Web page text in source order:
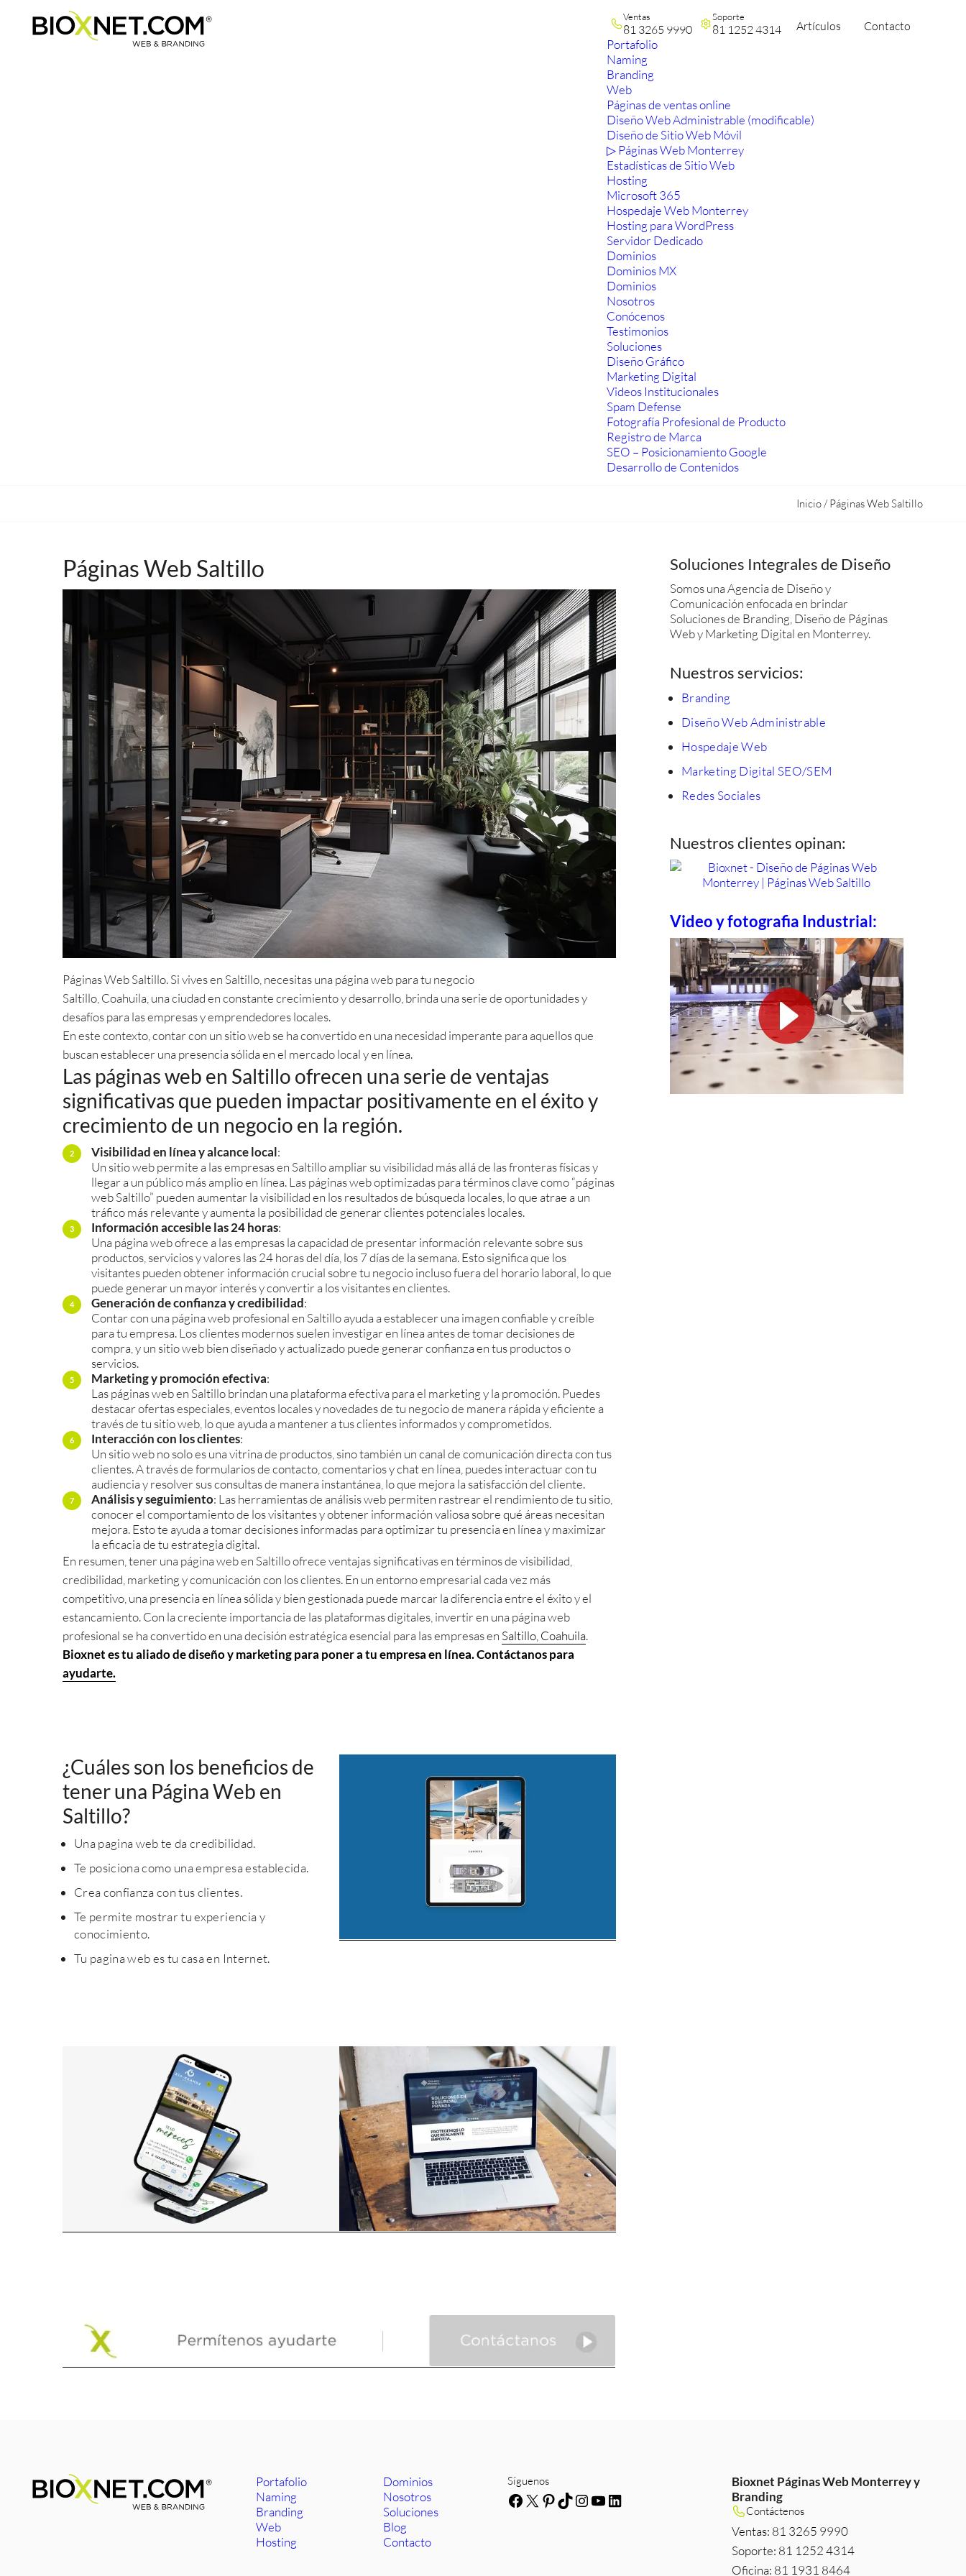
Ventas
81 3265 9990
Soporte
81 1252 4314 Artículos Contacto
Portafolio
Naming
Branding
Web
Páginas de ventas online
Diseño Web Administrable (modificable)
Diseño de Sitio Web Móvil
▷ Páginas Web Monterrey
Estadísticas de Sitio Web
Hosting
Microsoft 365
Hospedaje Web Monterrey
Hosting para WordPress
Servidor Dedicado
Dominios
Dominios MX
Dominios
Nosotros
Conócenos
Testimonios
Soluciones
Diseño Gráfico
Marketing Digital
Videos Institucionales
Spam Defense
Fotografía Profesional de Producto
Registro de Marca
SEO – Posicionamiento Google
Desarrollo de Contenidos
Inicio/Páginas Web Saltillo
Páginas Web Saltillo
Páginas Web Saltillo. Si vives en Saltillo, necesitas una página web para tu negocio
Saltillo, Coahuila, una ciudad en constante crecimiento y desarrollo, brinda una serie de oportunidades y
desafíos para las empresas y emprendedores locales.
En este contexto, contar con un sitio web se ha convertido en una necesidad imperante para aquellos que
buscan establecer una presencia sólida en el mercado local y en línea.
Las páginas web en Saltillo ofrecen una serie de ventajas
significativas que pueden impactar positivamente en el éxito y
crecimiento de un negocio en la región.
Visibilidad en línea y alcance local:
Un sitio web permite a las empresas en Saltillo ampliar su visibilidad más allá de las fronteras físicas y
llegar a un público más amplio en línea. Las páginas web optimizadas para términos clave como “páginas
web Saltillo” pueden aumentar la visibilidad en los resultados de búsqueda locales, lo que atrae a un
tráfico más relevante y aumenta la posibilidad de generar clientes potenciales locales.
Información accesible las 24 horas:
Una página web ofrece a las empresas la capacidad de presentar información relevante sobre sus
productos, servicios y valores las 24 horas del día, los 7 días de la semana. Esto significa que los
visitantes pueden obtener información crucial sobre tu negocio incluso fuera del horario laboral, lo que
puede generar un mayor interés y convertir a los visitantes en clientes.
Generación de confianza y credibilidad:
Contar con una página web profesional en Saltillo ayuda a establecer una imagen confiable y creíble
para tu empresa. Los clientes modernos suelen investigar en línea antes de tomar decisiones de
compra, y un sitio web bien diseñado y actualizado puede generar confianza en tus productos o
servicios.
Marketing y promoción efectiva:
Las páginas web en Saltillo brindan una plataforma efectiva para el marketing y la promoción. Puedes
destacar ofertas especiales, eventos locales y novedades de tu negocio de manera rápida y eficiente a
través de tu sitio web, lo que ayuda a mantener a tus clientes informados y comprometidos.
Interacción con los clientes:
Un sitio web no solo es una vitrina de productos, sino también un canal de comunicación directa con tus
clientes. A través de formularios de contacto, comentarios y chat en línea, puedes interactuar con tu
audiencia y resolver sus consultas de manera instantánea, lo que mejora la satisfacción del cliente.
Análisis y seguimiento: Las herramientas de análisis web permiten rastrear el rendimiento de tu sitio,
conocer el comportamiento de los visitantes y obtener información valiosa sobre qué áreas necesitan
mejora. Esto te ayuda a tomar decisiones informadas para optimizar tu presencia en línea y maximizar
la eficacia de tu estrategia digital.
En resumen, tener una página web en Saltillo ofrece ventajas significativas en términos de visibilidad,
credibilidad, marketing y comunicación con los clientes. En un entorno empresarial cada vez más
competitivo, una presencia en línea sólida y bien gestionada puede marcar la diferencia entre el éxito y el
estancamiento. Con la creciente importancia de las plataformas digitales, invertir en una página web
profesional se ha convertido en una decisión estratégica esencial para las empresas en Saltillo, Coahuila.
Bioxnet es tu aliado de diseño y marketing para poner a tu empresa en línea. Contáctanos para
ayudarte.
¿Cuáles son los beneficios de
tener una Página Web en
Saltillo?
Una pagina web te da credibilidad.
Te posiciona como una empresa establecida.
Crea confianza con tus clientes.
Te permite mostrar tu experiencia y
conocimiento.
Tu pagina web es tu casa en Internet.
Soluciones Integrales de Diseño
Somos una Agencia de Diseño y
Comunicación enfocada en brindar
Soluciones de Branding, Diseño de Páginas
Web y Marketing Digital en Monterrey.
Nuestros servicios:
Branding
Diseño Web Administrable
Hospedaje Web
Marketing Digital SEO/SEM
Redes Sociales
Nuestros clientes opinan:
Video y fotografia Industrial:
Portafolio
Naming
Branding
Web
Hosting
Dominios
Nosotros
Soluciones
Blog
Contacto
Síguenos
Facebook
X Pinterest
TikTok
Instagram
YouTube
LinkedIn
Bioxnet Páginas Web Monterrey y
Branding
Contáctenos
Ventas: 81 3265 9990
Soporte: 81 1252 4314
Oficina: 81 1931 8464